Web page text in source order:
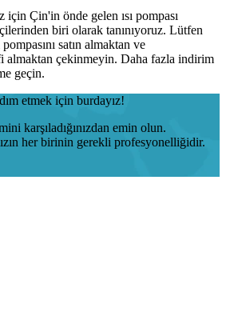
Çin'in önde gelen ısı pompası
biri olarak tanınıyoruz. Lütfen
satın almaktan ve
almaktan çekinmeyin. Daha fazla indirim
geçin.
etmek için burdayız!
karşıladığınızdan emin olun.
her birinin gerekli profesyonelliğidir.